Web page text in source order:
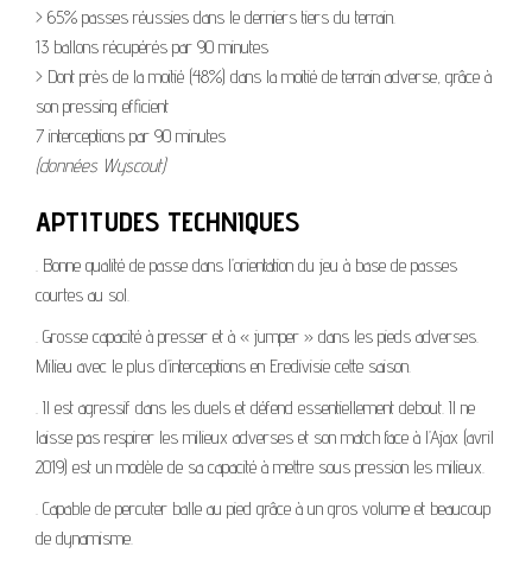
> 65% passes réussies dans le derniers tiers du terrain.
13 ballons récupérés par 90 minutes
> Dont près de la moitié (48%) dans la moitié de terrain adverse, grâce à
son pressing efficient
7 interceptions par 90 minutes
(données Wyscout)
APTITUDES TECHNIQUES
. Bonne qualité de passe dans l’orientation du jeu à base de passes
courtes au sol.
. Grosse capacité à presser et à « jumper » dans les pieds adverses.
Milieu avec le plus d’interceptions en Eredivisie cette saison.
. Il est agressif dans les duels et défend essentiellement debout. Il ne
laisse pas respirer les milieux adverses et son match face à l’Ajax (avril
2019) est un modèle de sa capacité à mettre sous pression les milieux.
. Capable de percuter balle au pied grâce à un gros volume et beaucoup
de dynamisme.